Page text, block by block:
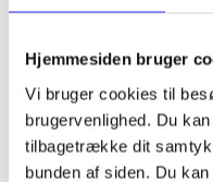
Hjemmesiden bruger
Vi bruger cookies til
brugervenlighed. Du
tilbagetrække dit
bunden af siden. Du
lorem ipsum
lorem ipsum
lorem ipsum